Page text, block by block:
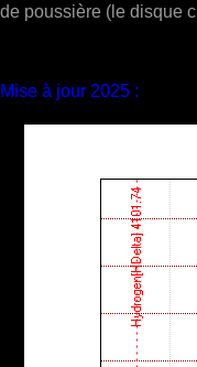
de poussière (le disque
Mise à jour 2025 :